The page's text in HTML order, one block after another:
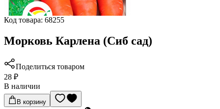
Код товара: 68255
Морковь Карлена (Сиб сад)
Поделиться товаром
28 ₽
В наличии
В корзину